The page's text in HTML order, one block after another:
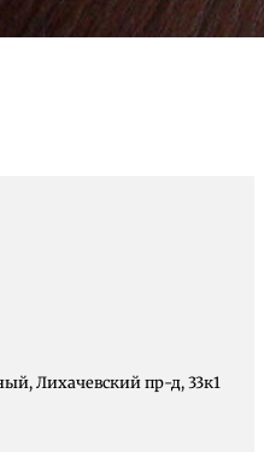
Лихачевский пр-д, 33к1